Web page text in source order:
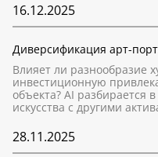
16.12.2025
Диверсификация арт-
Влияет ли разнообразие
инвестиционную
объекта? AI разбирается
искусства с другими
28.11.2025